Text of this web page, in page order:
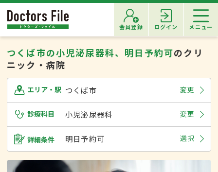
会員登録 ログイン メニュー
つくば市の小児泌尿器科、明日予約可のクリ
ニック・病院
エリア・駅 つくば市 変更
診療科目 小児泌尿器科 変更
詳細条件 明日予約可 選択